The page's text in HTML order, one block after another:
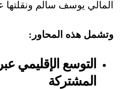
المالي يوسف سالم
وتشمل هذه المحاور:
التوسع الإقليمي
المشتركة